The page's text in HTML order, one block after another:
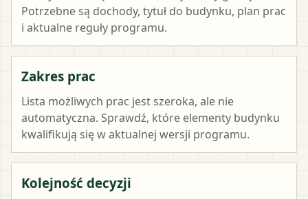
Potrzebne są dochody, tytuł do budynku, plan prac
i aktualne reguły programu.
Zakres prac
Lista możliwych prac jest szeroka, ale nie
automatyczna. Sprawdź, które elementy budynku
kwalifikują się w aktualnej wersji programu.
Kolejność decyzji